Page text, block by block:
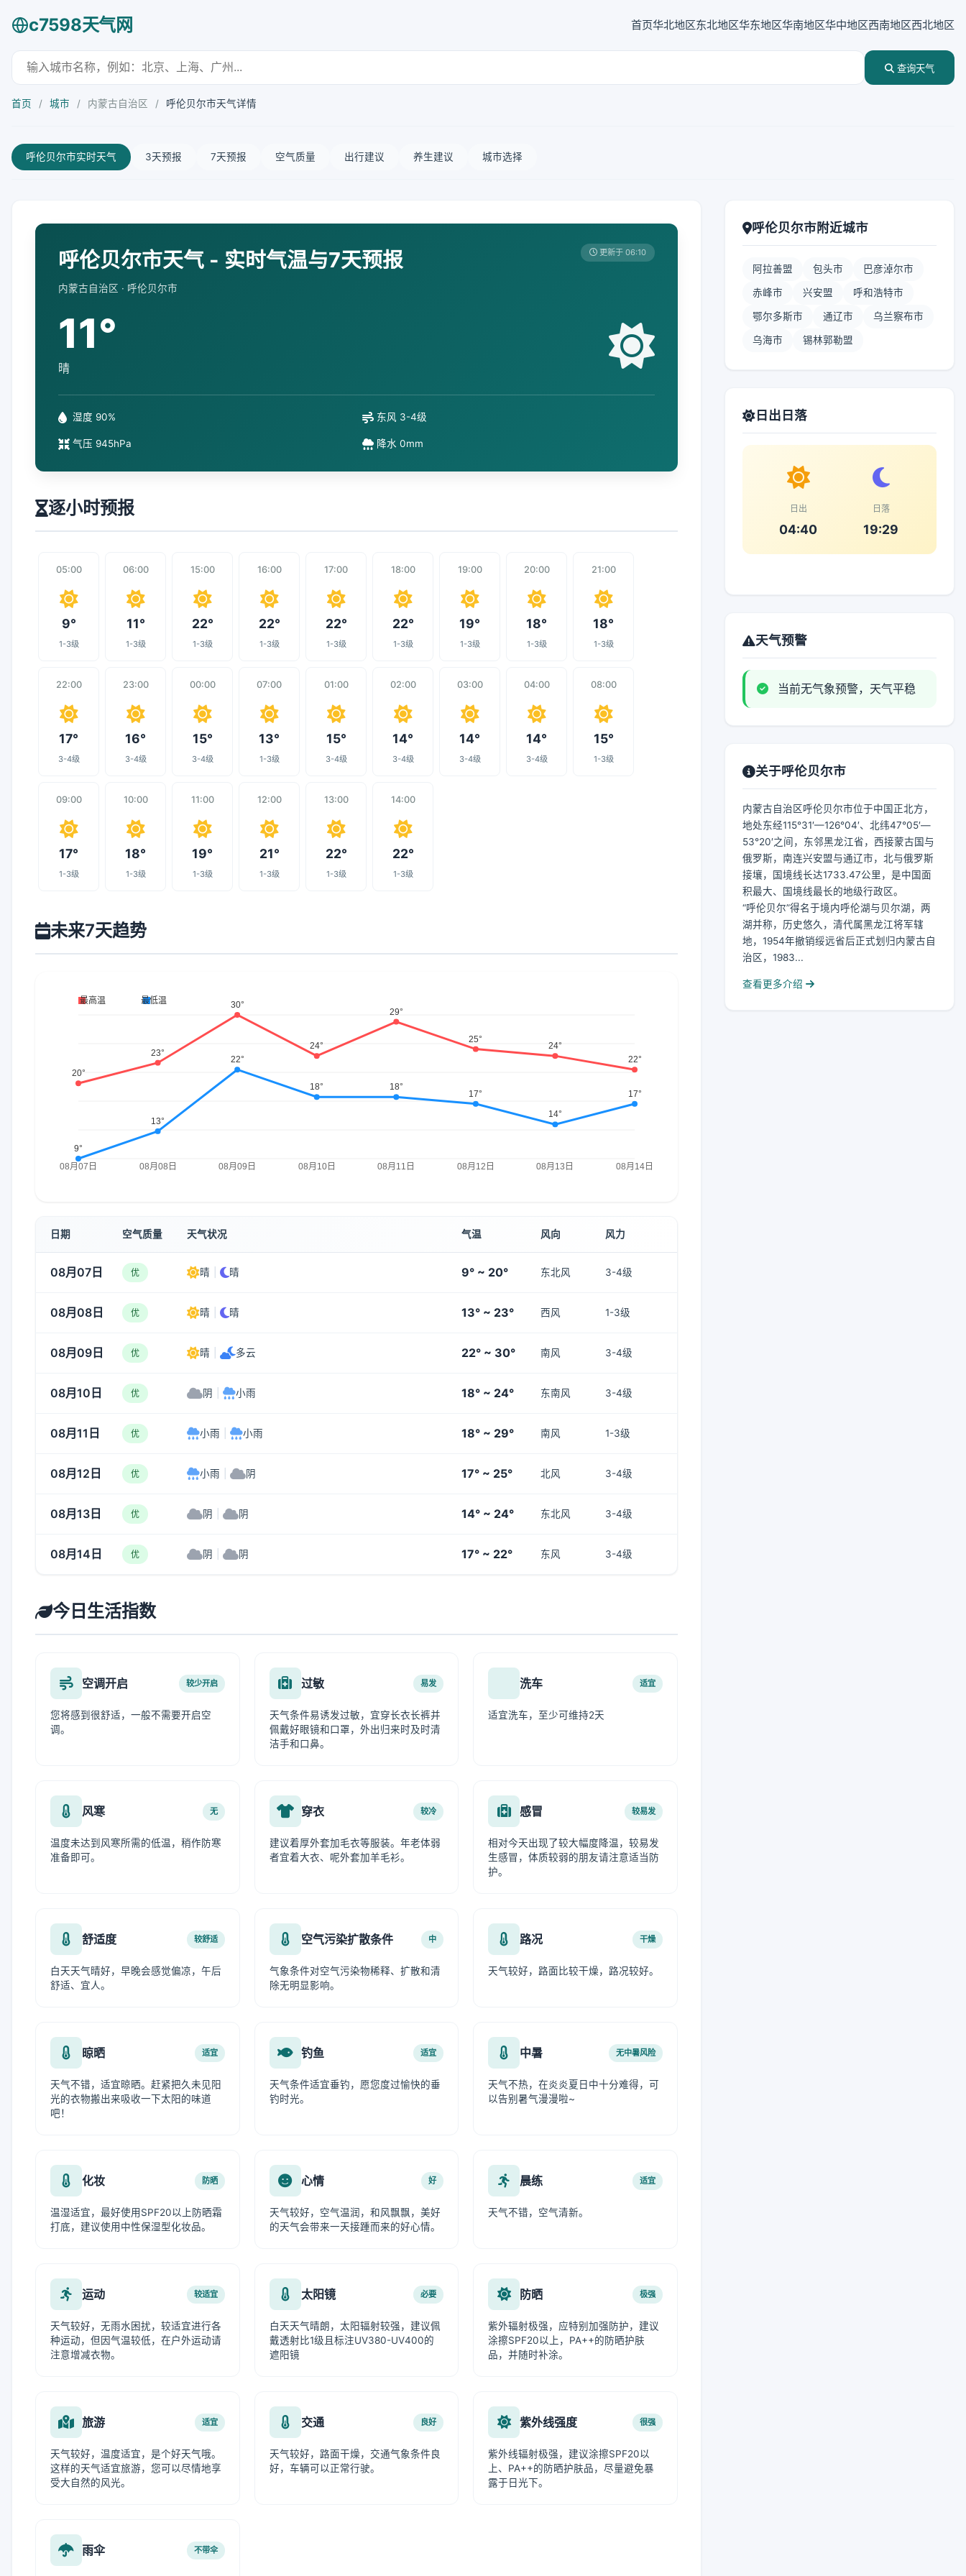
c7598天气网 首页华北地区东北地区华东地区华南地区华中地区西南地区西北地区
查询天气
首页 / 城市 / 内蒙古自治区 / 呼伦贝尔市天气详情
呼伦贝尔市实时天气 3天预报 7天预报 空气质量 出行建议 养生建议 城市选择
呼伦贝尔市天气 - 实时气温与7天预报
内蒙古自治区 · 呼伦贝尔市
更新于 06:10
11°
晴
湿度 90% 东风 3-4级
气压 945hPa 降水 0mm
逐小时预报
05:00
9°
1-3级
06:00
11°
1-3级
15:00
22°
1-3级
16:00
22°
1-3级
17:00
22°
1-3级
18:00
22°
1-3级
19:00
19°
1-3级
20:00
18°
1-3级
21:00
18°
1-3级
22:00
17°
3-4级
23:00
16°
3-4级
00:00
15°
3-4级
07:00
13°
1-3级
01:00
15°
3-4级
02:00
14°
3-4级
03:00
14°
3-4级
04:00
14°
3-4级
08:00
15°
1-3级
09:00
17°
1-3级
10:00
18°
1-3级
11:00
19°
1-3级
12:00
21°
1-3级
13:00
22°
1-3级
14:00
22°
1-3级
未来7天趋势
日期 空气质量 天气状况 气温 风向 风力
08月07日 优 晴 晴 9° ~ 20° 东北风 3-4级
08月08日 优 晴 晴 13° ~ 23° 西风 1-3级
08月09日 优 晴 多云 22° ~ 30° 南风 3-4级
08月10日 优 阴 小雨 18° ~ 24° 东南风 3-4级
08月11日 优 小雨 小雨 18° ~ 29° 南风 1-3级
08月12日 优 小雨 阴 17° ~ 25° 北风 3-4级
08月13日 优 阴 阴 14° ~ 24° 东北风 3-4级
08月14日 优 阴 阴 17° ~ 22° 东风 3-4级
今日生活指数
空调开启 较少开启
您将感到很舒适，一般不需要开启空
调。
过敏 易发
天气条件易诱发过敏，宜穿长衣长裤并
佩戴好眼镜和口罩，外出归来时及时清
洁手和口鼻。
洗车 适宜
适宜洗车，至少可维持2天
风寒 无
温度未达到风寒所需的低温，稍作防寒
准备即可。
穿衣 较冷
建议着厚外套加毛衣等服装。年老体弱
者宜着大衣、呢外套加羊毛衫。
感冒 较易发
相对今天出现了较大幅度降温，较易发
生感冒，体质较弱的朋友请注意适当防
护。
舒适度 较舒适
白天天气晴好，早晚会感觉偏凉，午后
舒适、宜人。
空气污染扩散条件 中
气象条件对空气污染物稀释、扩散和清
除无明显影响。
路况 干燥
天气较好，路面比较干燥，路况较好。
晾晒 适宜
天气不错，适宜晾晒。赶紧把久未见阳
光的衣物搬出来吸收一下太阳的味道
吧！
钓鱼 适宜
天气条件适宜垂钓，愿您度过愉快的垂
钓时光。
中暑 无中暑风险
天气不热，在炎炎夏日中十分难得，可
以告别暑气漫漫啦~
化妆 防晒
温湿适宜，最好使用SPF20以上防晒霜
打底，建议使用中性保湿型化妆品。
心情 好
天气较好，空气温润，和风飘飘，美好
的天气会带来一天接踵而来的好心情。
晨练 适宜
天气不错，空气清新。
运动 较适宜
天气较好，无雨水困扰，较适宜进行各
种运动，但因气温较低，在户外运动请
注意增减衣物。
太阳镜 必要
白天天气晴朗，太阳辐射较强，建议佩
戴透射比1级且标注UV380-UV400的
遮阳镜
防晒 极强
紫外辐射极强，应特别加强防护，建议
涂擦SPF20以上，PA++的防晒护肤
品，并随时补涂。
旅游 适宜
天气较好，温度适宜，是个好天气哦。
这样的天气适宜旅游，您可以尽情地享
受大自然的风光。
交通 良好
天气较好，路面干燥，交通气象条件良
好，车辆可以正常行驶。
紫外线强度 很强
紫外线辐射极强，建议涂擦SPF20以
上、PA++的防晒护肤品，尽量避免暴
露于日光下。
雨伞 不带伞
呼伦贝尔市附近城市
阿拉善盟 包头市 巴彦淖尔市
赤峰市 兴安盟 呼和浩特市
鄂尔多斯市 通辽市 乌兰察布市
乌海市 锡林郭勒盟
日出日落
日出
04:40
日落
19:29
天气预警
当前无气象预警，天气平稳
关于呼伦贝尔市
内蒙古自治区呼伦贝尔市位于中国正北方，
地处东经115°31′—126°04′、北纬47°05′—
53°20′之间，东邻黑龙江省，西接蒙古国与
俄罗斯，南连兴安盟与通辽市，北与俄罗斯
接壤，国境线长达1733.47公里，是中国面
积最大、国境线最长的地级行政区。
“呼伦贝尔”得名于境内呼伦湖与贝尔湖，两
湖并称，历史悠久，清代属黑龙江将军辖
地，1954年撤销绥远省后正式划归内蒙古自
治区，1983...
查看更多介绍